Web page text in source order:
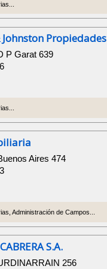
Johnston Propiedades
P Garat 639
Aires 474
Administración de Campos...
S.A.
256